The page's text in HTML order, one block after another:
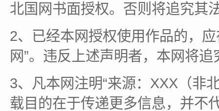
北国网书面授权。否则将追究其
2、已经本网授权使用作品的，
网”。违反上述声明者，本网将
3、凡本网注明“来源：XXX（非
载目的在于传递更多信息，并不